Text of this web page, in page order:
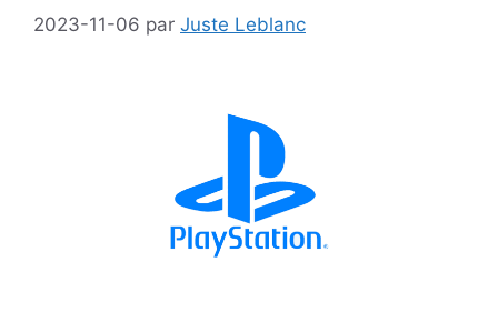
2023-11-06 par Juste Leblanc